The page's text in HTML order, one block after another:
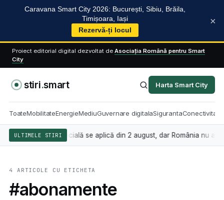
Caravana Smart City 2026: București, Sibiu, Brăila,
Timișoara, Iași
Rezervă-ți locul
×
Proiect editorial digital dezvoltat de Asociația Română pentru Smart
City
stiri.smart Harta Smart City
ToateMobilitateEnergieMediuGuvernare digitalaSigurantaConectivitate
ULTIMELE STIRI
inteligența artificială se aplică din 2 august, dar România nu are
4 ARTICOLE CU ETICHETA
#abonamente